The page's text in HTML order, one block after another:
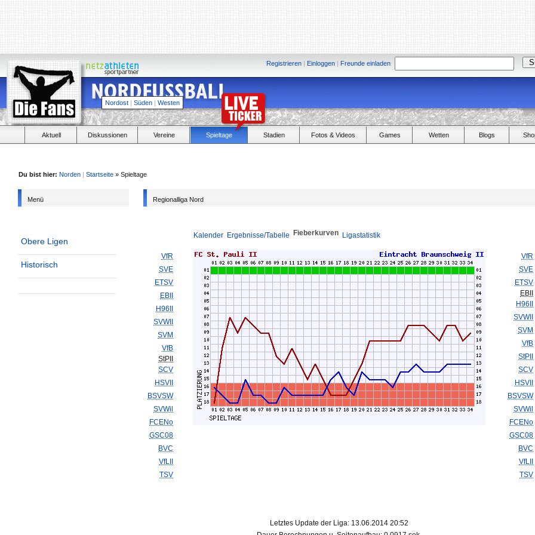
Registrieren | Einloggen | Freunde einladen
Nordost | Süden | Westen
Aktuell Diskussionen Vereine Spieltage Stadien Fotos & Videos Games Wetten Blogs
Du bist hier: Norden | Startseite » Spieltage
Menü
Obere Ligen
Historisch
Regionalliga Nord
Kalender Ergebnisse/Tabelle Fieberkurven Ligastatistik
VfR
SVE
ETSV
EBII
H96II
SVWII
SVM
VfB
StPII
SCV
HSVII
BSVSW
SVWil
FCENo
GSC08
BVC
VfLII
TSV
VfR
SVE
ETSV
EBII
H96II
SVWII
SVM
VfB
StPII
SCV
HSVII
BSVSW
SVWil
FCENo
GSC08
BVC
VfLII
TSV
Letztes Update der Liga: 13.06.2014 20:52